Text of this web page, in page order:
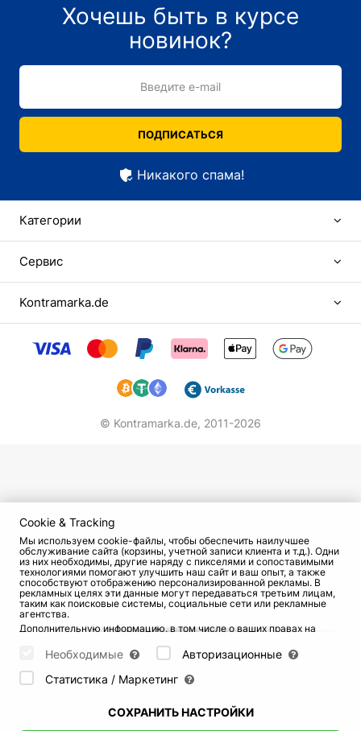
Хочешь быть в курсе
новинок?
Введите e-mail
ПОДПИСАТЬСЯ
Никакого спама!
Категории
Сервис
Kontramarka.de
© Kontramarka.de, 2011-2026
Cookie & Tracking
Мы используем cookie-файлы, чтобы обеспечить наилучшее
обслуживание сайта (корзины, учетной записи клиента и т.д.). Одни
из них необходимы, другие наряду с пикселями и сопоставимыми
технологиями помогают улучшить наш сайт и ваш опыт, а также
способствуют отображению персонализированной рекламы. В
рекламных целях эти данные могут передаваться третьим лицам,
таким как поисковые системы, социальные сети или рекламные
агентства.
Дополнительную информацию, в том числе о ваших правах на
странице AGB
Пожалуйста, выберите ниже, какие куки могут быть установлены,
и подтвердите это нажатием кнопки "Сохранить настройки", или
примите все куки, нажав кнопку "Разрешить все":
Необходимые
Авторизационные
Статистика / Маркетинг
СОХРАНИТЬ НАСТРОЙКИ